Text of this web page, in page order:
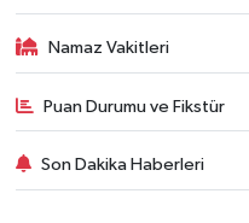
Namaz Vakitleri
Puan Durumu ve Fikstür
Son Dakika Haberleri